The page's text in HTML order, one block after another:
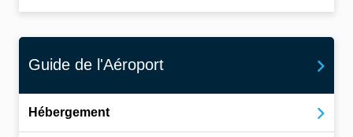
Guide de l'Aéroport
Hébergement